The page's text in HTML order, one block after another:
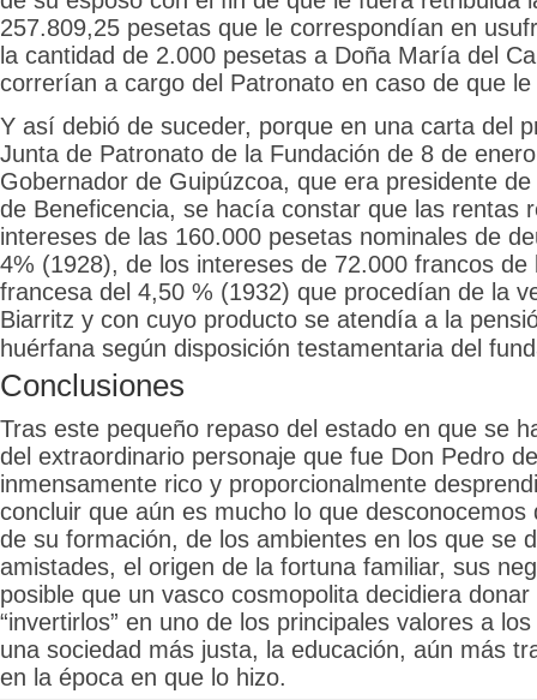
257.809,25 pesetas que le correspondían en
la cantidad de 2.000 pesetas a Doña María del
correrían a cargo del Patronato en caso de que
Y así debió de suceder, porque en una carta del
Junta de Patronato de la Fundación de 8 de
Gobernador de Guipúzcoa, que era presidente
de Beneficencia, se hacía constar que las rentas
intereses de las 160.000 pesetas nominales de
4% (1928), de los intereses de 72.000 francos de
francesa del 4,50 % (1932) que procedían de la
Biarritz y con cuyo producto se atendía a la
huérfana según disposición testamentaria del
Conclusiones
Tras este pequeño repaso del estado en que se
del extraordinario personaje que fue Don Pedro
inmensamente rico y proporcionalmente
concluir que aún es mucho lo que desconocemos
de su formación, de los ambientes en los que se
amistades, el origen de la fortuna familiar, sus
posible que un vasco cosmopolita decidiera
“invertirlos” en uno de los principales valores a
una sociedad más justa, la educación, aún más
en la época en que lo hizo.